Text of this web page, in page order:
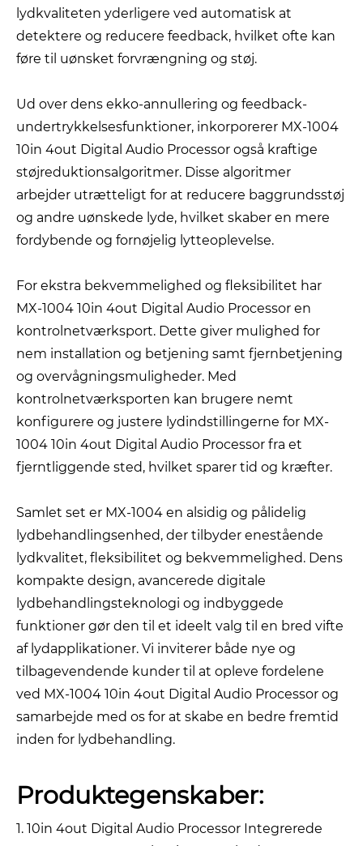
lydkvaliteten yderligere ved automatisk at
detektere og reducere feedback, hvilket ofte kan
føre til uønsket forvrængning og støj.
Ud over dens ekko-annullering og feedback-
undertrykkelsesfunktioner, inkorporerer MX-1004
10in 4out Digital Audio Processor også kraftige
støjreduktionsalgoritmer. Disse algoritmer
arbejder utrætteligt for at reducere baggrundsstøj
og andre uønskede lyde, hvilket skaber en mere
fordybende og fornøjelig lytteoplevelse.
For ekstra bekvemmelighed og fleksibilitet har
MX-1004 10in 4out Digital Audio Processor en
kontrolnetværksport. Dette giver mulighed for
nem installation og betjening samt fjernbetjening
og overvågningsmuligheder. Med
kontrolnetværksporten kan brugere nemt
konfigurere og justere lydindstillingerne for MX-
1004 10in 4out Digital Audio Processor fra et
fjerntliggende sted, hvilket sparer tid og kræfter.
Samlet set er MX-1004 en alsidig og pålidelig
lydbehandlingsenhed, der tilbyder enestående
lydkvalitet, fleksibilitet og bekvemmelighed. Dens
kompakte design, avancerede digitale
lydbehandlingsteknologi og indbyggede
funktioner gør den til et ideelt valg til en bred vifte
af lydapplikationer. Vi inviterer både nye og
tilbagevendende kunder til at opleve fordelene
ved MX-1004 10in 4out Digital Audio Processor og
samarbejde med os for at skabe en bedre fremtid
inden for lydbehandling.
Produktegenskaber:
1. 10in 4out Digital Audio Processor Integrerede